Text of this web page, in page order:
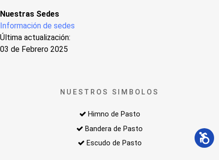
Nuestras Sedes
Información de sedes
Última actualización:
03 de Febrero 2025
NUESTROS SIMBOLOS
Himno de Pasto
Bandera de Pasto
Escudo de Pasto